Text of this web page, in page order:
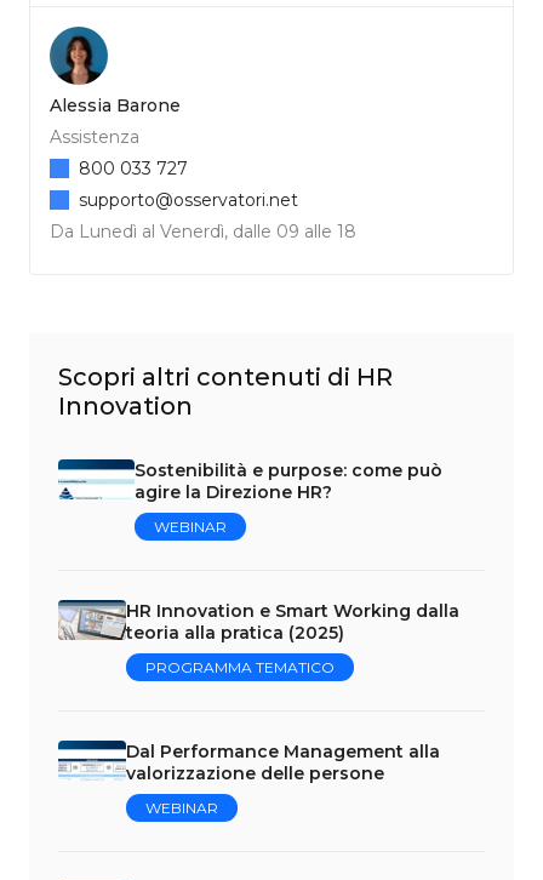
Alessia Barone
Assistenza
Da Lunedì al Venerdì, dalle 09 alle 18
800 033 727
supporto@osservatori.net
Scopri altri contenuti di HR
Innovation
Sostenibilità e purpose: come può
agire la Direzione HR?
WEBINAR
HR Innovation e Smart Working dalla
teoria alla pratica (2025)
PROGRAMMA TEMATICO
Dal Performance Management alla
valorizzazione delle persone
WEBINAR